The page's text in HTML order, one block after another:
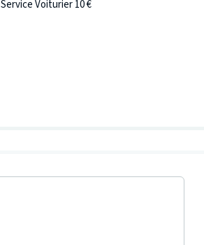
Service Voiturier 10 €